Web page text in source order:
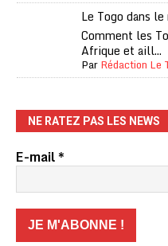
Le Togo dans le
Comment les
Afrique et aill...
ParRédaction Le
NE RATEZ PAS LES NEWS
E-mail*